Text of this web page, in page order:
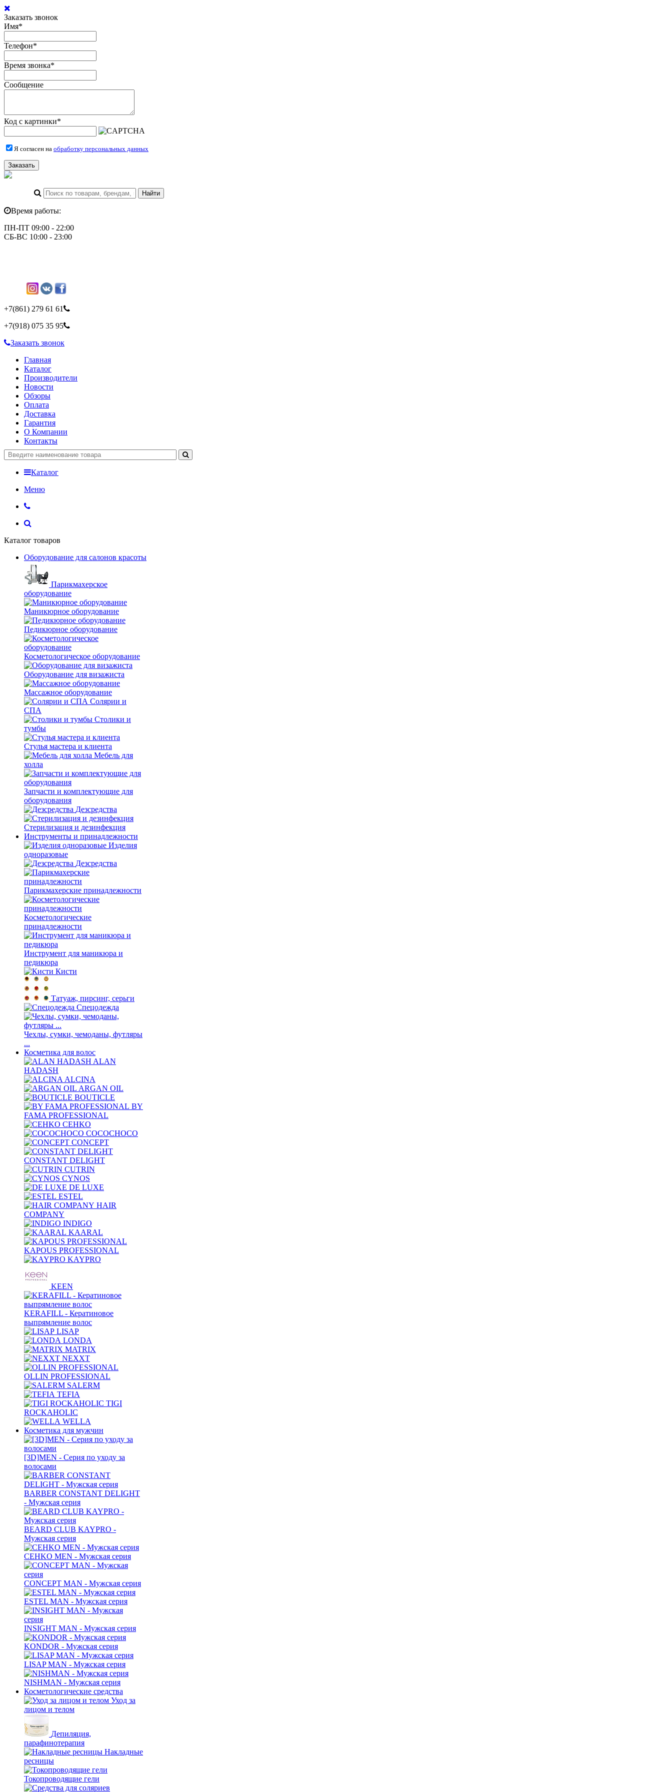
Заказать звонок
Имя*
Телефон*
Время звонка*
Сообщение
Код с картинки*
Я согласен на обработку персональных данных
Заказать
Время работы:
ПН-ПТ 09:00 - 22:00
СБ-ВС 10:00 - 23:00
+7(861) 279 61 61
+7(918) 075 35 95
Заказать звонок
Главная
Каталог
Производители
Новости
Обзоры
Оплата
Доставка
Гарантия
О Компании
Контакты
Каталог
Меню
Каталог товаров
Оборудование для салонов красоты
Парикмахерское
оборудование
Маникюрное оборудование
Педикюрное оборудование
Косметологическое оборудование
Оборудование для визажиста
Массажное оборудование
Солярии и
СПА
Столики и
тумбы
Стулья мастера и клиента
Мебель для
холла
Запчасти и комплектующие для
оборудования
Дезсредства
Стерилизация и дезинфекция
Инструменты и принадлежности
Изделия
одноразовые
Дезсредства
Парикмахерские принадлежности
Косметологические
принадлежности
Инструмент для маникюра и
педикюра
Кисти
Татуаж, пирсинг, серьги
Спецодежда
Чехлы, сумки, чемоданы, футляры
...
Косметика для волос
ALAN
HADASH
ALCINA
ARGAN OIL
BOUTICLE
BY
FAMA PROFESSIONAL
CEHKO
COCOCHOCO
CONCEPT
CONSTANT DELIGHT
CUTRIN
CYNOS
DE LUXE
ESTEL
HAIR
COMPANY
INDIGO
KAARAL
KAPOUS PROFESSIONAL
KAYPRO
KEEN
KERAFILL - Кератиновое
выпрямление волос
LISAP
LONDA
MATRIX
NEXXT
OLLIN PROFESSIONAL
SALERM
TEFIA
TIGI
ROCKAHOLIC
WELLA
Косметика для мужчин
[3D]MEN - Серия по уходу за
волосами
BARBER CONSTANT DELIGHT
- Мужская серия
BEARD CLUB KAYPRO -
Мужская серия
CEHKO MEN - Мужская серия
CONCEPT MAN - Мужская серия
ESTEL MAN - Мужская серия
INSIGHT MAN - Мужская серия
KONDOR - Мужская серия
LISAP MAN - Мужская серия
NISHMAN - Мужская серия
Косметологические средства
Уход за
лицом и телом
Депиляция,
парафинотерапия
Накладные
ресницы
Токопроводящие гели